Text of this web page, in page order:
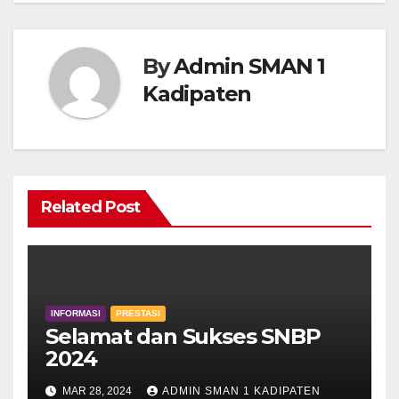
ByAdmin SMAN 1
Kadipaten
Related Post
INFORMASI PRESTASI
Selamat dan Sukses SNBP
2024
MAR 28, 2024 ADMIN SMAN 1 KADIPATEN